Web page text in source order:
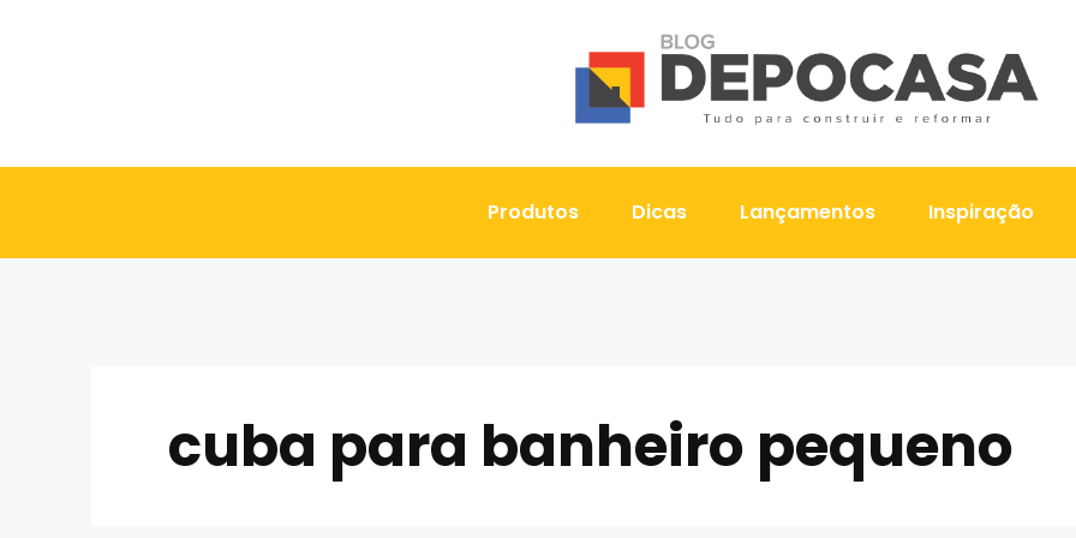
Produtos Dicas Lançamentos Inspiração
cuba para banheiro pequeno